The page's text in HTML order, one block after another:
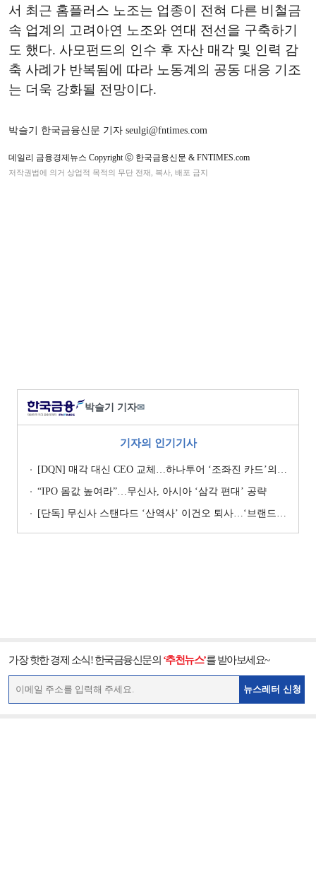
서 최근 홈플러스 노조는 업종이 전혀 다른 비철금
속 업계의 고려아연 노조와 연대 전선을 구축하기
도 했다. 사모펀드의 인수 후 자산 매각 및 인력 감
축 사례가 반복됨에 따라 노동계의 공동 대응 기조
는 더욱 강화될 전망이다.
박슬기 한국금융신문 기자 seulgi@fntimes.com
데일리 금융경제뉴스 Copyright ⓒ 한국금융신문 & FNTIMES.com
저작권법에 의거 상업적 목적의 무단 전재, 복사, 배포 금지
박슬기 기자✉
기자의 인기기사
[DQN] 매각 대신 CEO 교체…하나투어 ‘조좌진 카드’의 속내 [Z-스코어 기업가치 바로보기]
“IPO 몸값 높여라”…무신사, 아시아 ‘삼각 편대’ 공략
[단독] 무신사 스탠다드 ‘산역사’ 이건오 퇴사…‘브랜드 정체성’ 전환점 맞나
가장 핫한 경제 소식! 한국금융신문의 ‘추천뉴스’를 받아보세요~
뉴스레터 신청